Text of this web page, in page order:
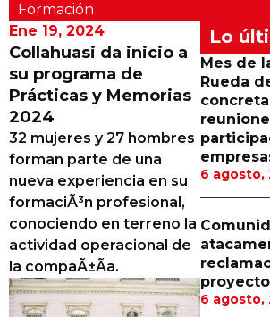
Minería Superficie
Minerí­a Subterránea
Proveedores
Canal Digital
Columnas de Opinión
Designaciones
Calendario de Eventos
Revistas Digital
Formación
Ene 19, 2024
Collahuasi da inicio a
su programa de
Prácticas y Memorias
2024
32 mujeres y 27 hombres
forman parte de una
nueva experiencia en su
formaciÃ³n profesional,
conociendo en terreno la
actividad operacional de
la compaÃ±Ã­a.
Lo
Mes de
Rueda
6 agosto,
6 agosto,